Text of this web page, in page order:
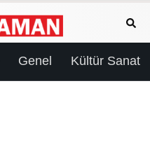
Genel Kültür Sanat